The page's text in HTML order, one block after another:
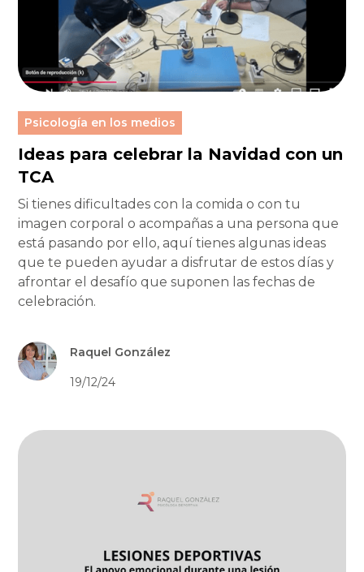
Psicología en los medios
Ideas para celebrar la Navidad con un
TCA
Si tienes dificultades con la comida o con tu
imagen corporal o acompañas a una persona que
está pasando por ello, aquí tienes algunas ideas
que te pueden ayudar a disfrutar de estos días y
afrontar el desafío que suponen las fechas de
celebración.
Raquel González
19/12/24